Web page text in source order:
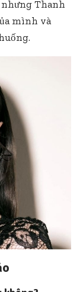
nhưng Thanh
mình và